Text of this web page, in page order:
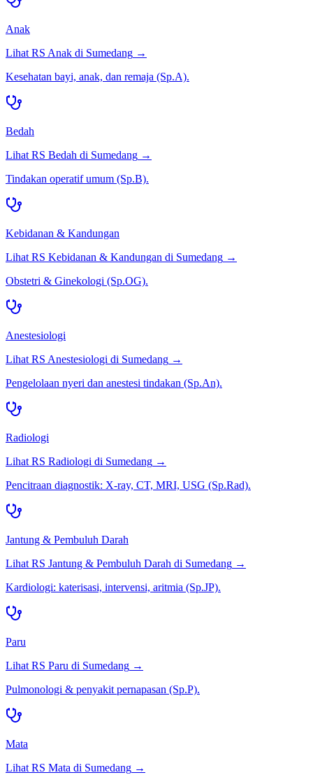
Anak
Lihat RS Anak di Sumedang →
Kesehatan bayi, anak, dan remaja (Sp.A).
Bedah
Lihat RS Bedah di Sumedang →
Tindakan operatif umum (Sp.B).
Kebidanan & Kandungan
Lihat RS Kebidanan & Kandungan di Sumedang →
Obstetri & Ginekologi (Sp.OG).
Anestesiologi
Lihat RS Anestesiologi di Sumedang →
Pengelolaan nyeri dan anestesi tindakan (Sp.An).
Radiologi
Lihat RS Radiologi di Sumedang →
Pencitraan diagnostik: X-ray, CT, MRI, USG (Sp.Rad).
Jantung & Pembuluh Darah
Lihat RS Jantung & Pembuluh Darah di Sumedang →
Kardiologi: katerisasi, intervensi, aritmia (Sp.JP).
Paru
Lihat RS Paru di Sumedang →
Pulmonologi & penyakit pernapasan (Sp.P).
Mata
Lihat RS Mata di Sumedang →